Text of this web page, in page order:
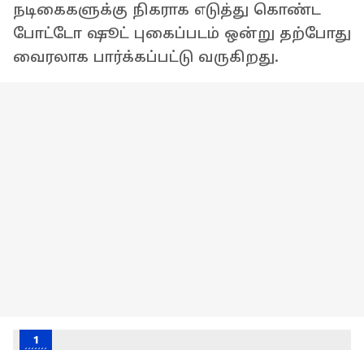
நடிகைகளுக்கு நிகராக எடுத்து கொண்ட
போட்டோ ஷூட் புகைப்படம் ஒன்று தற்போது
வைரலாக பார்க்கப்பட்டு வருகிறது.
1